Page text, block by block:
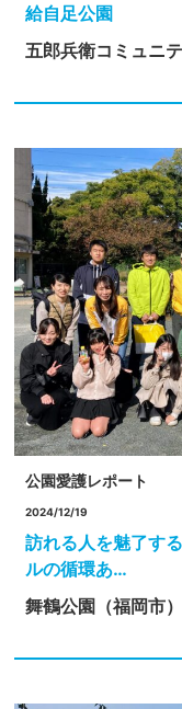
給自足公園
五郎兵衛コミュニ
公園愛護レポート
2024/12/19
訪れる人を魅了す
ルの循環あ…
舞鶴公園（福岡市）